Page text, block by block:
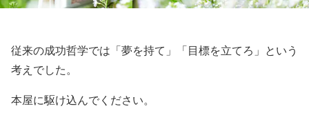
従来の成功哲学では「夢を持て」「目標を立てろ」という
考えでした。
本屋に駆け込んでください。